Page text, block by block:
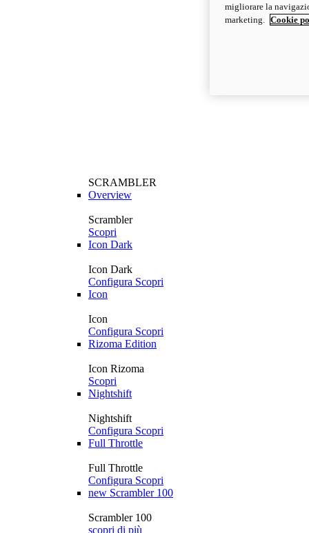
SCRAMBLER
Overview
Scrambler
Scopri
Icon Dark
Icon Dark
Configura Scopri
Icon
Icon
Configura Scopri
Rizoma Edition
Icon Rizoma
Scopri
Nightshift
Nightshift
Configura Scopri
Full Throttle
Full Throttle
Configura Scopri
new Scrambler 100
Scrambler 100
scopri di più
migliorare la
marketing.
Cookie